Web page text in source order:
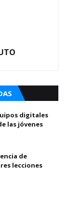
digitales
las jóvenes
de
lecciones